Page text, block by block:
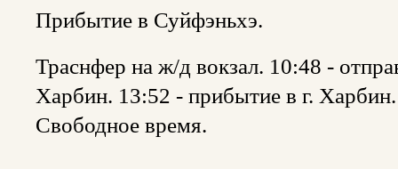
Прибытие в Суйфэньхэ.
Траснфер на ж/д вокзал. 10:48 -
Харбин. 13:52 - прибытие в г.
Свободное время.